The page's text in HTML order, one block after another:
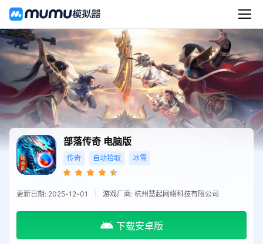
部落传奇 电脑版
传奇 自动拾取 冰雪
更新日期: 2025-12-01 游戏厂商: 杭州慧起网络科技有限公司
下载安卓版